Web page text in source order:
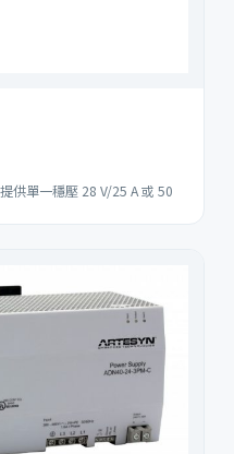
供單一穩壓 28 V/25 A 或 50